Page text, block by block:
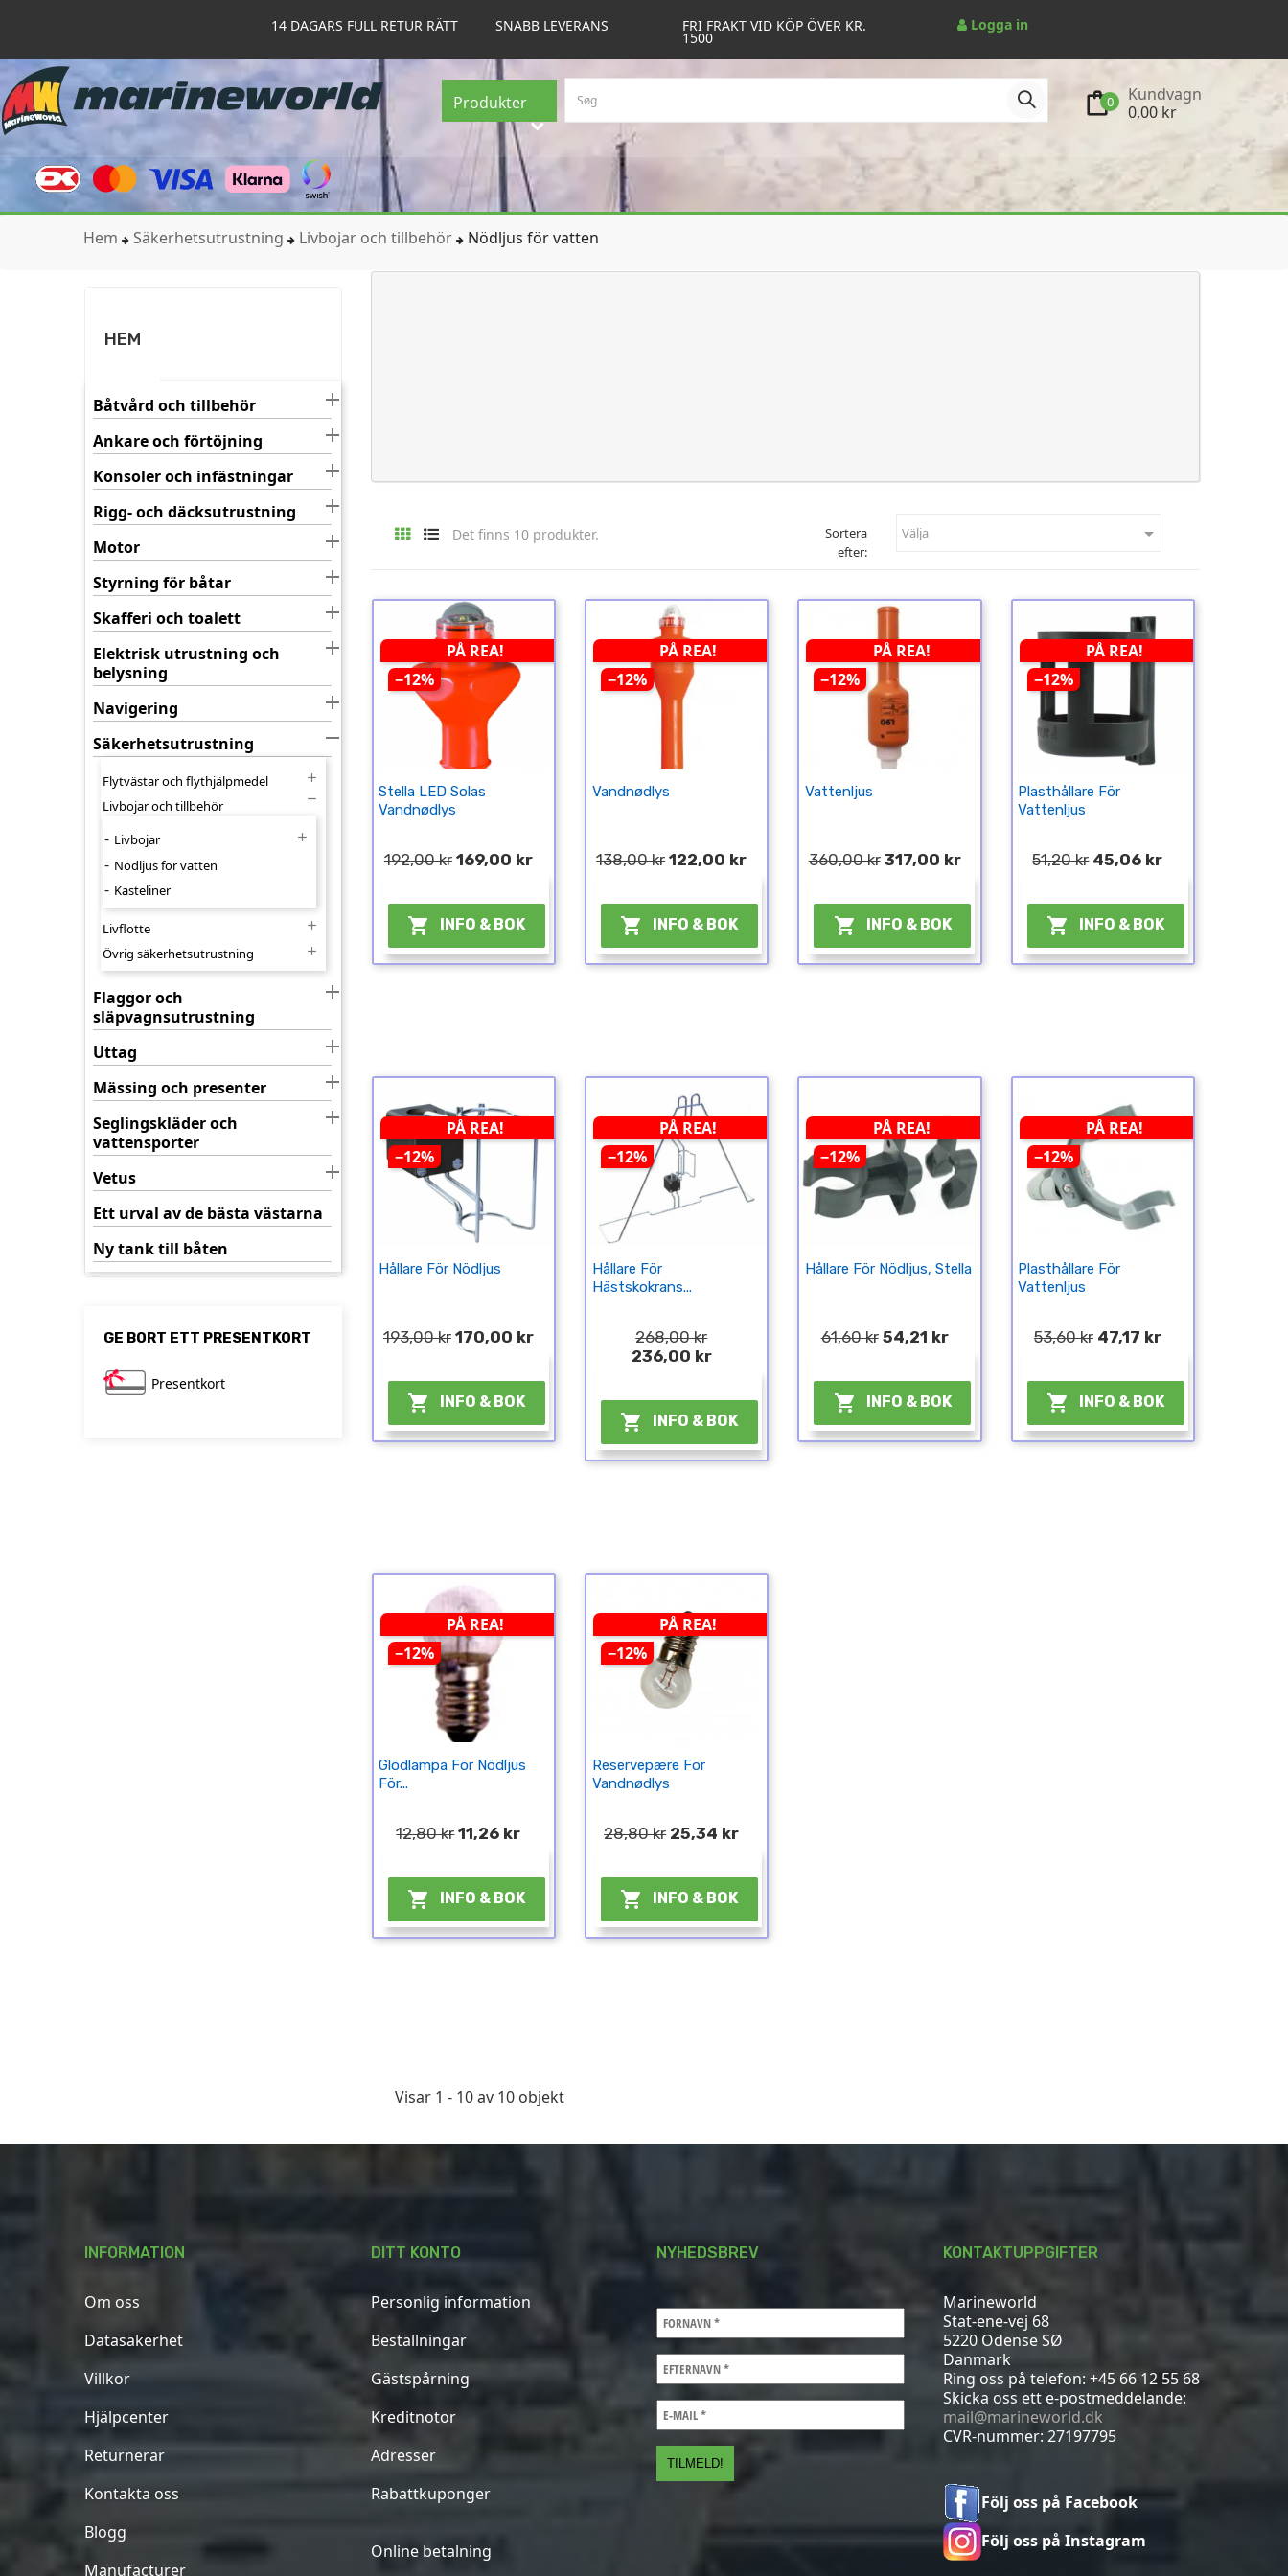
14 DAGARS FULL RETUR RÄTT SNABB LEVERANS FRI FRAKT VID KÖP ÖVER KR.
1500
Logga in
Produkter 0
Kundvagn
0,00 kr
Hem Säkerhetsutrustning Livbojar och tillbehör Nödljus för vatten
HEM
Båtvård och tillbehör 
Ankare och förtöjning 
Konsoler och infästningar 
Rigg- och däcksutrustning 
Motor 
Styrning för båtar 
Skafferi och toalett 
Elektrisk utrustning och
belysning

Navigering 
Säkerhetsutrustning 
Flytvästar och flythjälpmedel 
Livbojar och tillbehör 
Livbojar 
Nödljus för vatten
Kasteliner
Livflotte 
Övrig säkerhetsutrustning 
Flaggor och
släpvagnsutrustning

Uttag 
Mässing och presenter 
Seglingskläder och
vattensporter

Vetus 
Ett urval av de bästa västarna
Ny tank till båten
GE BORT ETT PRESENTKORT
Presentkort
Det finns 10 produkter.
Sortera
efter:
Välja 
PÅ REA!
−12%
Stella LED Solas
Vandnødlys
192,00 kr 169,00 kr
 INFO & BOK
PÅ REA!
−12%
Vandnødlys
138,00 kr 122,00 kr
 INFO & BOK
PÅ REA!
−12%
Vattenljus
360,00 kr 317,00 kr
 INFO & BOK
PÅ REA!
−12%
Plasthållare För
Vattenljus
51,20 kr 45,06 kr
 INFO & BOK
PÅ REA!
−12%
Hållare För Nödljus
193,00 kr 170,00 kr
 INFO & BOK
PÅ REA!
−12%
Hållare För
Hästskokrans...
268,00 kr
236,00 kr
 INFO & BOK
PÅ REA!
−12%
Hållare För Nödljus, Stella
61,60 kr 54,21 kr
 INFO & BOK
PÅ REA!
−12%
Plasthållare För
Vattenljus
53,60 kr 47,17 kr
 INFO & BOK
PÅ REA!
−12%
Glödlampa För Nödljus
För...
12,80 kr 11,26 kr
 INFO & BOK
PÅ REA!
−12%
Reservepære For
Vandnødlys
28,80 kr 25,34 kr
 INFO & BOK
Visar 1 - 10 av 10 objekt
INFORMATION
Om oss
Datasäkerhet
Villkor
Hjälpcenter
Returnerar
Kontakta oss
Blogg
Manufacturer
DITT KONTO
Personlig information
Beställningar
Gästspårning
Kreditnotor
Adresser
Rabattkuponger
Online betalning
NYHEDSBREV KONTAKTUPPGIFTER
Marineworld
Stat-ene-vej 68
5220 Odense SØ
Danmark
Ring oss på telefon: +45 66 12 55 68
Skicka oss ett e-postmeddelande:
mail@marineworld.dk
CVR-nummer: 27197795
Följ oss på Facebook
Följ oss på Instagram